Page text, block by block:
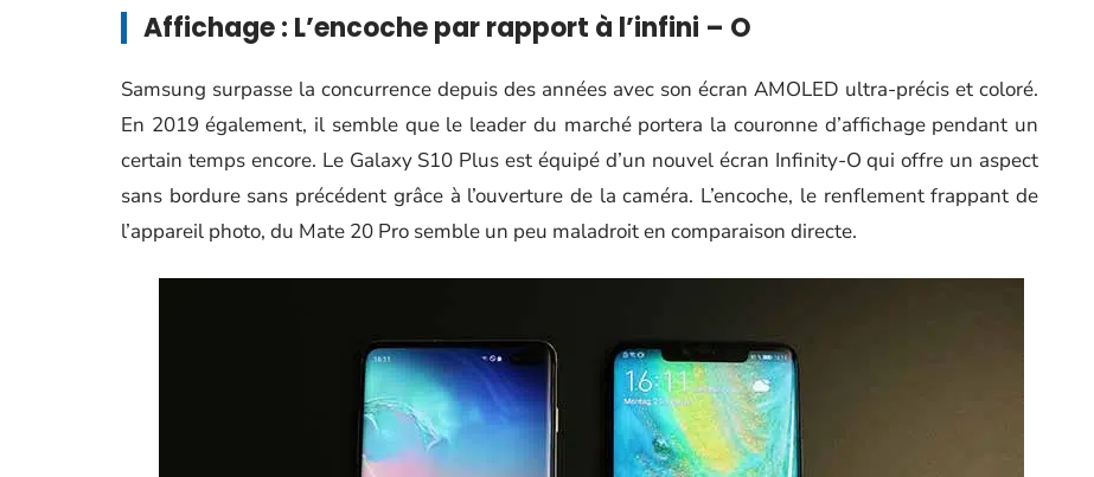
Affichage : L’encoche par rapport à l’infini – O
Samsung surpasse la concurrence depuis des années avec son écran AMOLED ultra-précis et coloré.
En 2019 également, il semble que le leader du marché portera la couronne d’affichage pendant un
certain temps encore. Le Galaxy S10 Plus est équipé d’un nouvel écran Infinity-O qui offre un aspect
sans bordure sans précédent grâce à l’ouverture de la caméra. L’encoche, le renflement frappant de
l’appareil photo, du Mate 20 Pro semble un peu maladroit en comparaison directe.